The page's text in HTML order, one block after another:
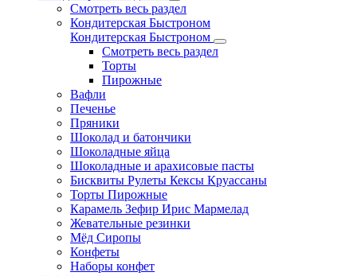
Смотреть весь раздел
Кондитерская Быстроном
Кондитерская Быстроном
Смотреть весь раздел
Торты
Пирожные
Вафли
Печенье
Пряники
Шоколад и батончики
Шоколадные яйца
Шоколадные и арахисовые пасты
Бисквиты Рулеты Кексы Круассаны
Торты Пирожные
Карамель Зефир Ирис Мармелад
Жевательные резинки
Мёд Сиропы
Конфеты
Наборы конфет